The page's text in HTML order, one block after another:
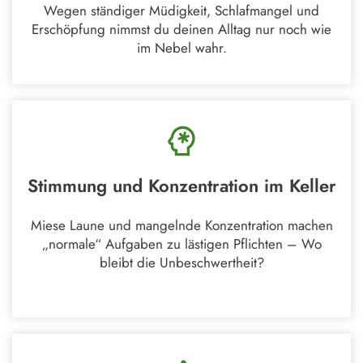
Wegen ständiger Müdigkeit, Schlafmangel und
Erschöpfung nimmst du deinen Alltag nur noch wie
im Nebel wahr.
Stimmung und Konzentration im Keller
Miese Laune und mangelnde Konzentration machen
„normale“ Aufgaben zu lästigen Pflichten – Wo
bleibt die Unbeschwertheit?